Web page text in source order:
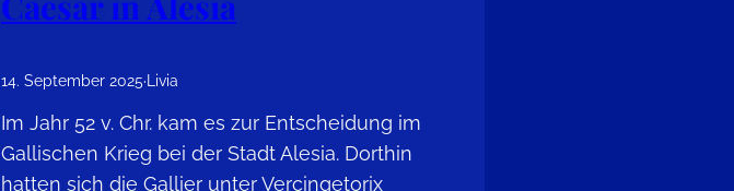
14. September 2025·Livia
Im Jahr 52 v. Chr. kam es zur Entscheidung im
Gallischen Krieg bei der Stadt Alesia. Dorthin
hatten sich die Gallier unter Vercingetorix